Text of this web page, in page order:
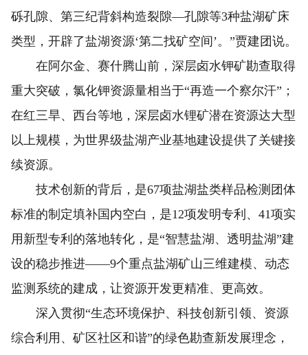
砾孔隙、第三纪背斜构造裂隙—孔隙等3种盐湖矿床
类型，开辟了盐湖资源‘第二找矿空间’。”贾建团说。
在阿尔金、赛什腾山前，深层卤水钾矿勘查取得
重大突破，氯化钾资源量相当于“再造一个察尔汗”；
在红三旱、西台等地，深层卤水锂矿潜在资源达大型
以上规模，为世界级盐湖产业基地建设提供了关键接
续资源。
技术创新的背后，是67项盐湖盐类样品检测团体
标准的制定填补国内空白，是12项发明专利、41项实
用新型专利的落地转化，是“智慧盐湖、透明盐湖”建
设的稳步推进——9个重点盐湖矿山三维建模、动态
监测系统的建成，让资源开发更精准、更高效。
深入贯彻“生态环境保护、科技创新引领、资源
综合利用、矿区社区和谐”的绿色勘查新发展理念，